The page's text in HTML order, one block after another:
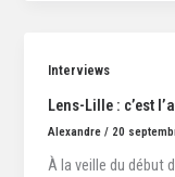
Interviews
Lens-Lille : c’est
Alexandre/ 20
À la veille du début